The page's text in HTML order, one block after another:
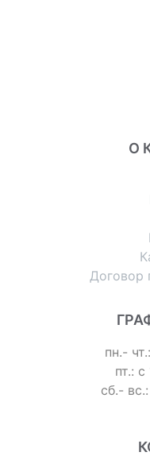
О
Договор
пн.-
пт.:
сб.-